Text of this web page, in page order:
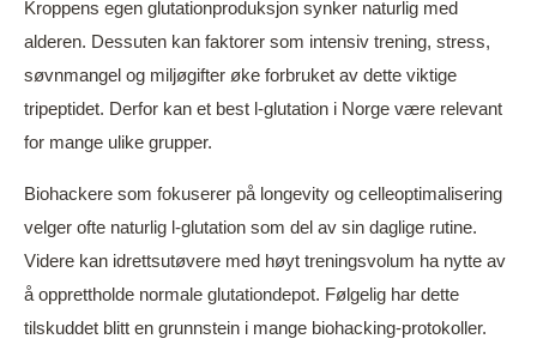
Kroppens egen glutationproduksjon synker naturlig med
alderen. Dessuten kan faktorer som intensiv trening, stress,
søvnmangel og miljøgifter øke forbruket av dette viktige
tripeptidet. Derfor kan et best l-glutation i Norge være relevant
for mange ulike grupper.
Biohackere som fokuserer på longevity og celleoptimalisering
velger ofte naturlig l-glutation som del av sin daglige rutine.
Videre kan idrettsutøvere med høyt treningsvolum ha nytte av
å opprettholde normale glutationdepot. Følgelig har dette
tilskuddet blitt en grunnstein i mange biohacking-protokoller.